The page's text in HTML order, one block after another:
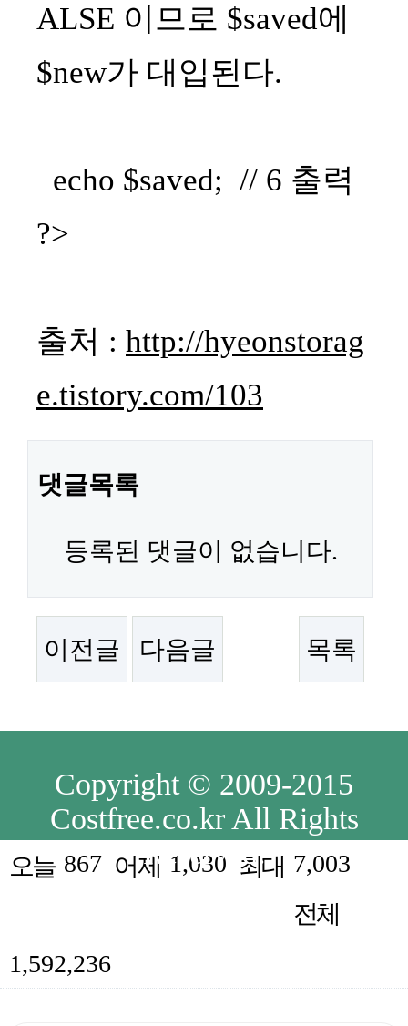
ALSE 이므로 $saved에
$new가 대입된다.
echo $saved; // 6 출력
?>
출처 : http://hyeonstorag
e.tistory.com/103
댓글목록
등록된 댓글이 없습니다.
이전글 다음글 목록
Copyright © 2009-2015
Costfree.co.kr All Rights
Reserved.
오늘 867 어제 1,030 최대 7,003
전체
1,592,236